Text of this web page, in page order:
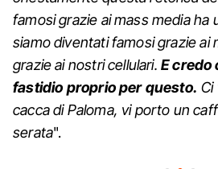
famosi grazie ai mass media ha
siamo diventati famosi grazie ai
grazie ai nostri cellulari.E credo
fastidio proprio per questo. Ci
cacca di Paloma, vi porto un
serata".